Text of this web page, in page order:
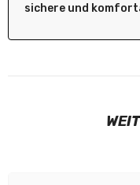
sichere und